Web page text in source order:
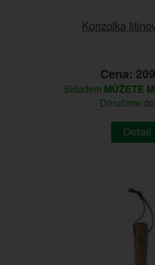
Konzolka
Cena:
Skladem MŮŽETE
Doručíme
Detail